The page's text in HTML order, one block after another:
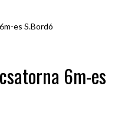
es S.Bordó
6m-es